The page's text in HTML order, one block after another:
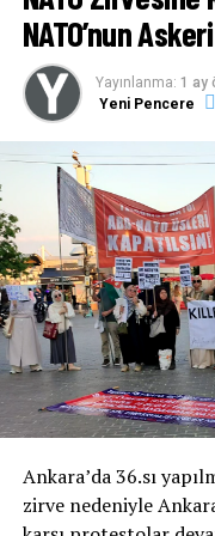
İmza
NATO’YA
NATO ZİRVESİ
bilinçle, zulmü
besleyen yapılara
hakkın ve
ediyoruz.”
NATO’nun
Yayınlanma: 1 ay
Yeni Pencere
Ankara’da 36.sı
zirve nedeniyle